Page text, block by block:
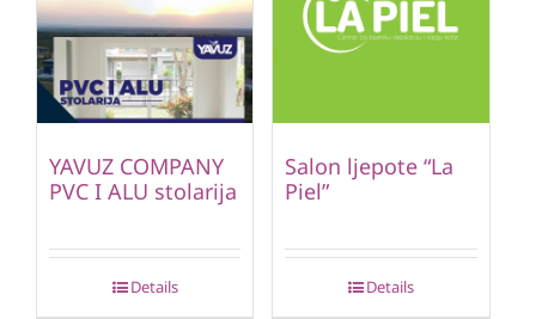
YAVUZ COMPANY
PVC I ALU stolarija
Details
Salon ljepote “La
Piel”
Details